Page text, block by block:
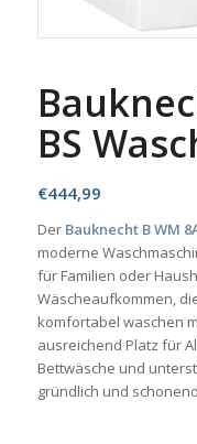
BS
€444,99
Der Bauknecht B WM
moderne
für Familien oder
Wäscheaufkommen,
komfortabel waschen
ausreichend Platz für
Bettwäsche und
gründlich und